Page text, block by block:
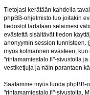
Tietojasi kerätään kahdella
phpBB-ohjelmisto luo joitakin
tiedostot ladataan selaimesi
evästettä sisältävät tiedon
anonyymin session tunnisteen.
myös kolmannen evästeen,
"rintamamiestalo.fi"-sivustolla
vestiketjuja ja näin parantaen
Saatamme myös luoda
"rintamamiestalo.fi"-sivustolta,